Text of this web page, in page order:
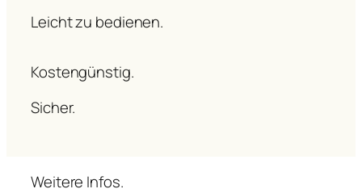
Leicht zu bedienen.
Kostengünstig.
Sicher.
Weitere Infos.